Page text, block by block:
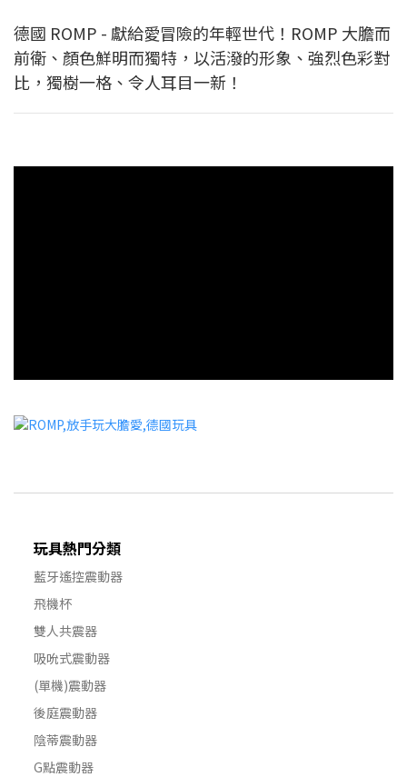
德國 ROMP - 獻給愛冒險的年輕世代！ROMP 大膽而
前衛、顏色鮮明而獨特，以活潑的形象、強烈色彩對
比，獨樹一格、令人耳目一新！
玩具熱門分類
藍牙遙控震動器
飛機杯
雙人共震器
吸吮式震動器
(單機)震動器
後庭震動器
陰蒂震動器
G點震動器